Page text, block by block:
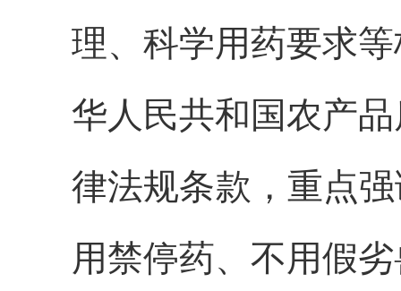
理、科学用药要求
华人民共和国农产
律法规条款，重点
用禁停药、不用假